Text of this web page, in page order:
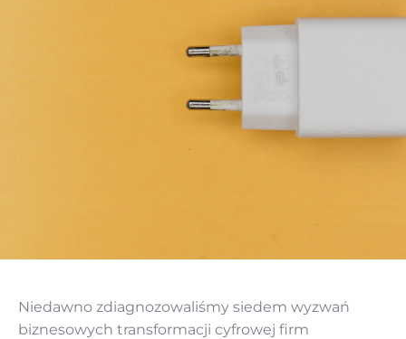
Niedawno zdiagnozowaliśmy siedem wyzwań
biznesowych transformacji cyfrowej firm